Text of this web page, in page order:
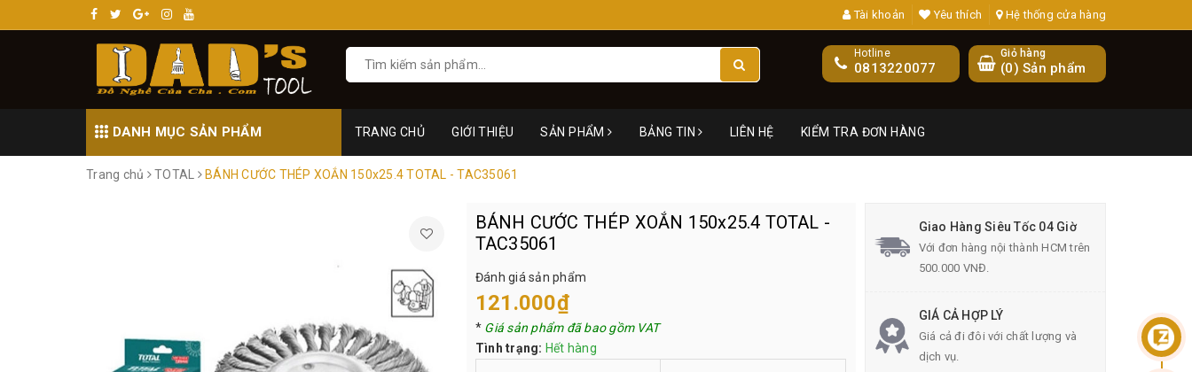
Tài khoản Yêu thích Hệ thống cửa hàng
Giỏ hàng
(0) Sản phẩm
Hotline
0813220077
DANH MỤC SẢN PHẨM TRANG CHỦ GIỚI THIỆU SẢN PHẨM BẢNG TIN LIÊN HỆ KIỂM TRA ĐƠN HÀNG
Trang chủ TOTAL BÁNH CƯỚC THÉP XOẮN 150x25.4 TOTAL - TAC35061
BÁNH CƯỚC THÉP XOẮN 150x25.4 TOTAL -
TAC35061
Đánh giá sản phẩm
121.000₫
* Giá sản phẩm đã bao gồm VAT
Tình trạng: Hết hàng
Giao Hàng Siêu Tốc 04 Giờ
Với đơn hàng nội thành HCM trên
500.000 VNĐ.
GIÁ CẢ HỢP LÝ
Giá cả đi đôi với chất lượng và
dịch vụ.